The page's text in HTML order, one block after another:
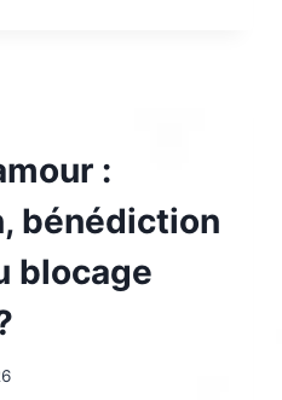
:
bénédiction
blocage